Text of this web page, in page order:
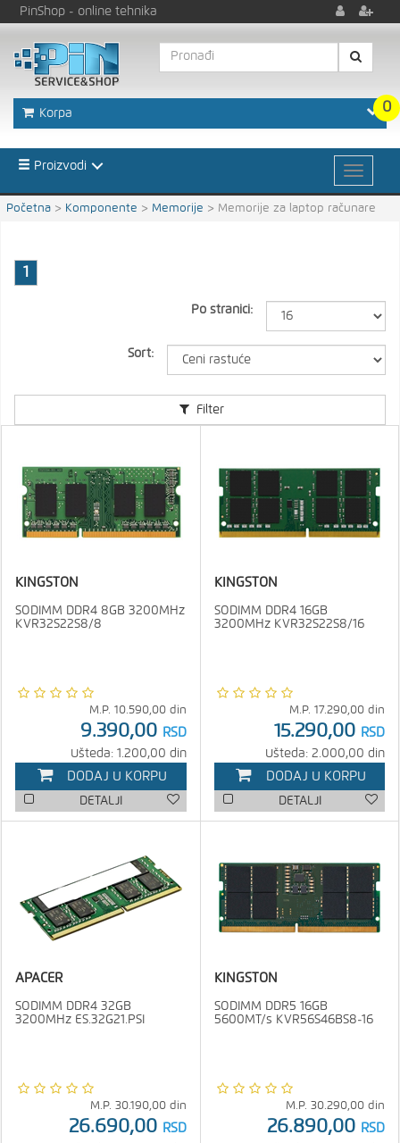
PinShop - online tehnika
0
Korpa
Proizvodi
Početna > Komponente > Memorije > Memorije za laptop računare
1
Po stranici:
Sort:
Filter
KINGSTON
SODIMM DDR4 8GB 3200MHz
KVR32S22S8/8
M.P. 10.590,00 din
9.390,00 RSD
Ušteda: 1.200,00 din
DODAJ U KORPU
DETALJI
KINGSTON
SODIMM DDR4 16GB
3200MHz KVR32S22S8/16
M.P. 17.290,00 din
15.290,00 RSD
Ušteda: 2.000,00 din
DODAJ U KORPU
DETALJI
APACER
SODIMM DDR4 32GB
3200MHz ES.32G21.PSI
M.P. 30.190,00 din
26.690,00 RSD
KINGSTON
SODIMM DDR5 16GB
5600MT/s KVR56S46BS8-16
M.P. 30.290,00 din
26.890,00 RSD